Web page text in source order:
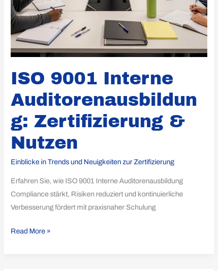
ISO 9001 Interne
Auditorenausbildun
g: Zertifizierung &
Nutzen
Einblicke in Trends und Neuigkeiten zur Zertifizierung
Erfahren Sie, wie ISO 9001 Interne Auditorenausbildung
Compliance stärkt, Risiken reduziert und kontinuierliche
Verbesserung fördert mit praxisnaher Schulung
Read More »